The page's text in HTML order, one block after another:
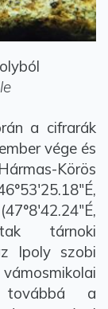
a cifrarák
vége és
Körös
tárnoki
Ipoly szobi
továbbá a